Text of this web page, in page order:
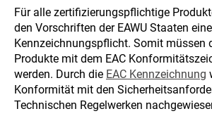
Für alle zertifizierungspflichtige
den Vorschriften der EAWU Staaten eine
Kennzeichnungspflicht. Somit müssen
Produkte mit dem EAC
werden. Durch die EAC Kennzeichnung
Konformität mit den
Technischen Regelwerken